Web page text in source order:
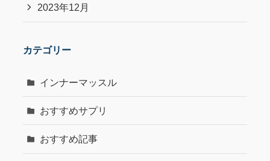
2023年12月
カテゴリー
インナーマッスル
おすすめサプリ
おすすめ記事